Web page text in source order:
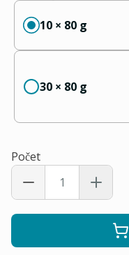
10 × 80 g
30 × 80 g
Počet